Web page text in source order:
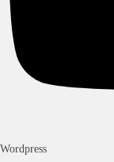
Wordpress